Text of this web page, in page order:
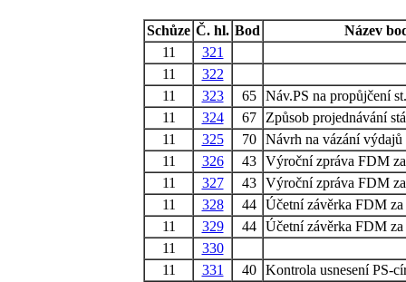
Schůze Č. hl. Bod
Název
11
321
11
322
11
323 65 Náv.PS na propůjčení
11
324 67
Způsob projednávání
11
325 70 Návrh na vázání výdajů
11
326 43 Výroční zpráva FDM
11
327 43 Výroční zpráva FDM
11
328 44 Účetní závěrka FDM za
11
329 44 Účetní závěrka FDM za
11
330
11
331 40 Kontrola usnesení PS-